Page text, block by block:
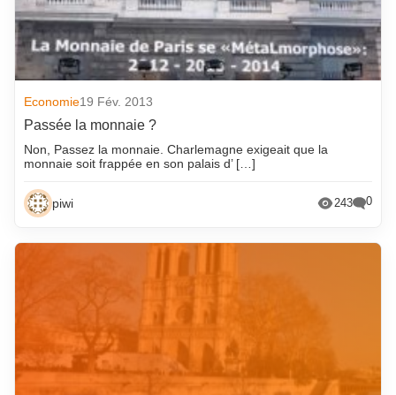
Economie19 Fév. 2013
Passée la monnaie ?
Non, Passez la monnaie. Charlemagne exigeait que la
monnaie soit frappée en son palais d’ […]
piwi 243 0